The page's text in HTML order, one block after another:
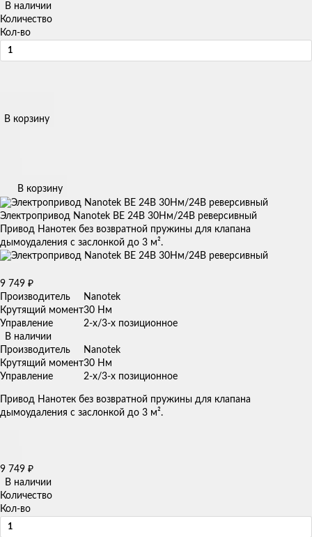
В наличии
Количество
Кол-во
В корзину
В корзину
Электропривод Nanotek BE 24B 30Нм/24В реверсивный
Привод Нанотек без возвратной пружины для клапана
дымоудаления с заслонкой до 3 м².
9 749 ₽
Производитель
Nanotek
Крутящий момент30 Нм
Управление
2-х/3-х позиционное
В наличии
Производитель
Nanotek
Крутящий момент30 Нм
Управление
2-х/3-х позиционное
Привод Нанотек без возвратной пружины для клапана
дымоудаления с заслонкой до 3 м².
9 749 ₽
В наличии
Количество
Кол-во